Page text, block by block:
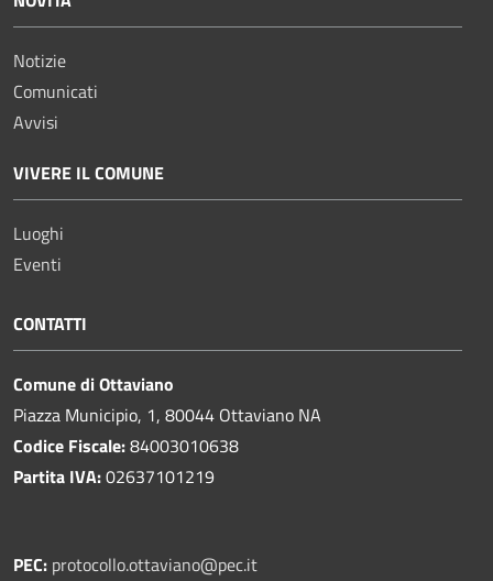
Notizie
Comunicati
Avvisi
VIVERE IL COMUNE
Luoghi
Eventi
CONTATTI
Comune di Ottaviano
Piazza Municipio, 1, 80044 Ottaviano NA
Codice Fiscale:84003010638
Partita IVA:02637101219
PEC: protocollo.ottaviano@pec.it